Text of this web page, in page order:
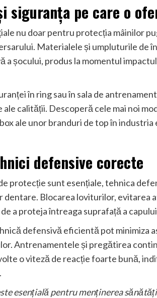
siguranța pe care o
nu doar pentru protecția mâinilor
Materialele și umpluturile de
a șocului, produs la momentul
în ring sau în sala de
ale calității. Descoperă cele mai noi
ale unor branduri de top în
defensive corecte
protecție sunt esențiale, tehnica
Blocarea loviturilor, evitarea
a proteja întreaga suprafață a
defensivă eficientă pot minimiza
Antrenamentele și pregătirea
o viteză de reacție foarte bună,
esențială pentru menținerea